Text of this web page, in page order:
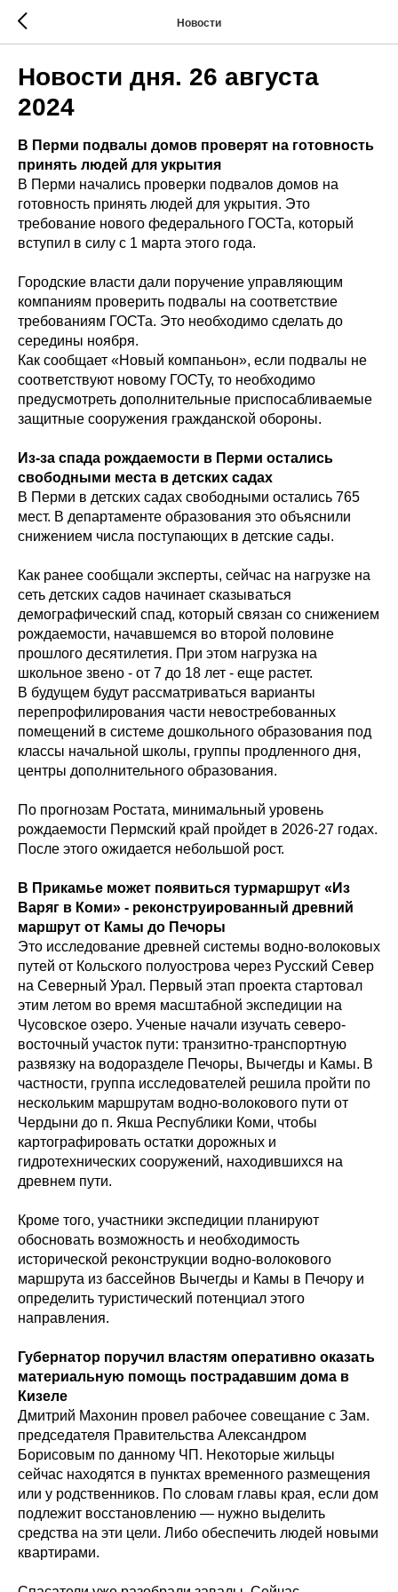
Новости
Новости дня. 26 августа
2024
В Перми подвалы домов проверят на готовность
принять людей для укрытия
В Перми начались проверки подвалов домов на
готовность принять людей для укрытия. Это
требование нового федерального ГОСТа, который
вступил в силу с 1 марта этого года.
Городские власти дали поручение управляющим
компаниям проверить подвалы на соответствие
требованиям ГОСТа. Это необходимо сделать до
середины ноября.
Как сообщает «Новый компаньон», если подвалы не
соответствуют новому ГОСТу, то необходимо
предусмотреть дополнительные приспосабливаемые
защитные сооружения гражданской обороны.
Из-за спада рождаемости в Перми остались
свободными места в детских садах
В Перми в детских садах свободными остались 765
мест. В департаменте образования это объяснили
снижением числа поступающих в детские сады.
Как ранее сообщали эксперты, сейчас на нагрузке на
сеть детских садов начинает сказываться
демографический спад, который связан со снижением
рождаемости, начавшемся во второй половине
прошлого десятилетия. При этом нагрузка на
школьное звено - от 7 до 18 лет - еще растет.
В будущем будут рассматриваться варианты
перепрофилирования части невостребованных
помещений в системе дошкольного образования под
классы начальной школы, группы продленного дня,
центры дополнительного образования.
По прогнозам Ростата, минимальный уровень
рождаемости Пермский край пройдет в 2026-27 годах.
После этого ожидается небольшой рост.
В Прикамье может появиться турмаршрут «Из
Варяг в Коми» - реконструированный древний
маршрут от Камы до Печоры
Это исследование древней системы водно-волоковых
путей от Кольского полуострова через Русский Север
на Северный Урал. Первый этап проекта стартовал
этим летом во время масштабной экспедиции на
Чусовское озеро. Ученые начали изучать северо-
восточный участок пути: транзитно-транспортную
развязку на водоразделе Печоры, Вычегды и Камы. В
частности, группа исследователей решила пройти по
нескольким маршрутам водно-волокового пути от
Чердыни до п. Якша Республики Коми, чтобы
картографировать остатки дорожных и
гидротехнических сооружений, находившихся на
древнем пути.
Кроме того, участники экспедиции планируют
обосновать возможность и необходимость
исторической реконструкции водно-волокового
маршрута из бассейнов Вычегды и Камы в Печору и
определить туристический потенциал этого
направления.
Губернатор поручил властям оперативно оказать
материальную помощь пострадавшим дома в
Кизеле
Дмитрий Махонин провел рабочее совещание с Зам.
председателя Правительства Александром
Борисовым по данному ЧП. Некоторые жильцы
сейчас находятся в пунктах временного размещения
или у родственников. По словам главы края, если дом
подлежит восстановлению — нужно выделить
средства на эти цели. Либо обеспечить людей новыми
квартирами.